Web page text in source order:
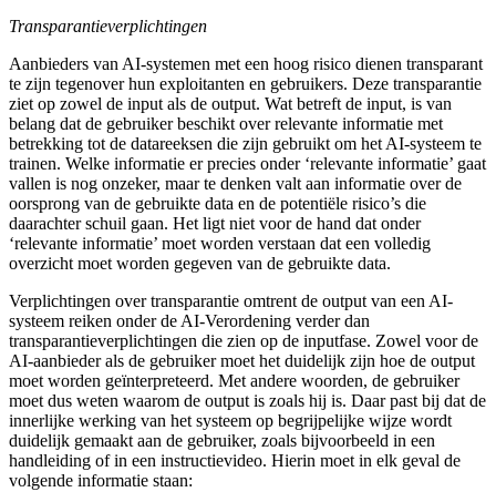
Transparantieverplichtingen
Aanbieders van AI-systemen met een hoog risico dienen transparant
te zijn tegenover hun exploitanten en gebruikers. Deze transparantie
ziet op zowel de input als de output. Wat betreft de input, is van
belang dat de gebruiker beschikt over relevante informatie met
betrekking tot de datareeksen die zijn gebruikt om het AI-systeem te
trainen. Welke informatie er precies onder ‘relevante informatie’ gaat
vallen is nog onzeker, maar te denken valt aan informatie over de
oorsprong van de gebruikte data en de potentiële risico’s die
daarachter schuil gaan. Het ligt niet voor de hand dat onder
‘relevante informatie’ moet worden verstaan dat een volledig
overzicht moet worden gegeven van de gebruikte data.
Verplichtingen over transparantie omtrent de output van een AI-
systeem reiken onder de AI-Verordening verder dan
transparantieverplichtingen die zien op de inputfase. Zowel voor de
AI-aanbieder als de gebruiker moet het duidelijk zijn hoe de output
moet worden geïnterpreteerd. Met andere woorden, de gebruiker
moet dus weten waarom de output is zoals hij is. Daar past bij dat de
innerlijke werking van het systeem op begrijpelijke wijze wordt
duidelijk gemaakt aan de gebruiker, zoals bijvoorbeeld in een
handleiding of in een instructievideo. Hierin moet in elk geval de
volgende informatie staan: